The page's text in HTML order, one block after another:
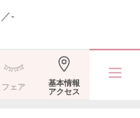
／-
フェア 基本情報
アクセス